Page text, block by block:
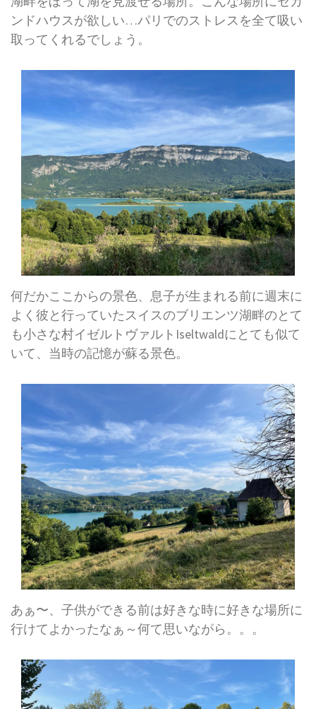
ンドハウスが欲しい…パリでのストレスを全て吸い
取ってくれるでしょう。
何だかここからの景色、息子が生まれる前に週末に
よく彼と行っていたスイスのブリエンツ湖畔のとて
も小さな村イゼルトヴァルトIseltwaldにとても似て
いて、当時の記憶が蘇る景色。
あぁ〜、子供ができる前は好きな時に好きな場所に
行けてよかったなぁ～何て思いながら。。。